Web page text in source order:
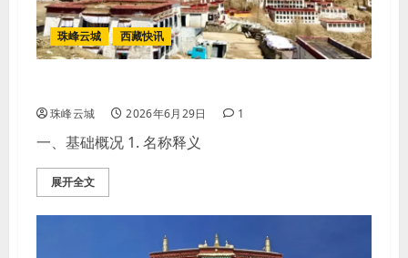
珠峰云城 西藏快讯
珠峰云城 2026年6月29日 1
一、基础概况 1. 名称释义
展开全文